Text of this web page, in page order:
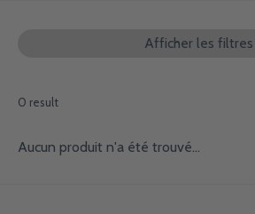
Afficher les filtres
0 result
Aucun produit n'a été trouvé...